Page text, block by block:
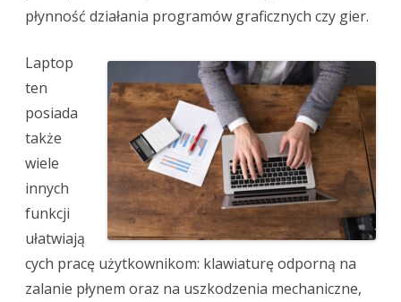
płynność działania programów graficznych czy gier.
Laptop
ten
posiada
także
wiele
innych
funkcji
ułatwiają
cych pracę użytkownikom: klawiaturę odporną na
zalanie płynem oraz na uszkodzenia mechaniczne,